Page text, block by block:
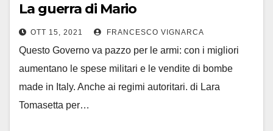
La guerra di Mario
OTT 15, 2021 FRANCESCO VIGNARCA
Questo Governo va pazzo per le armi: con i migliori
aumentano le spese militari e le vendite di bombe
made in Italy. Anche ai regimi autoritari. di Lara
Tomasetta per…